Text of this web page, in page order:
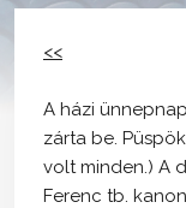
<<
A házi
zárta be.
volt minden.) A
Ferenc tb.